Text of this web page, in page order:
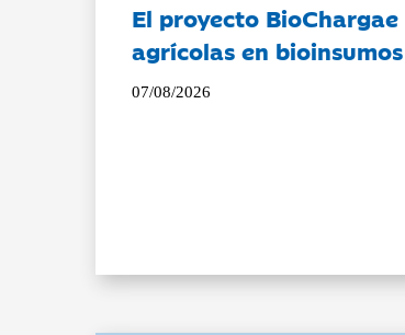
El proyecto
agrícolas en
07/08/2026